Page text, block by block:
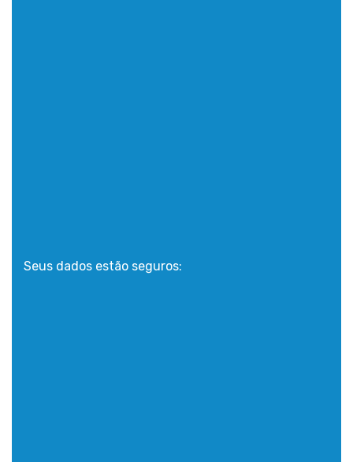
Seus dados estão seguros: